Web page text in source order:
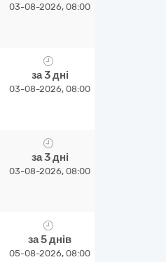
03-08-2026, 08:00
за 3 дні
03-08-2026, 08:00
за 3 дні
03-08-2026, 08:00
за 5 днів
05-08-2026, 08:00